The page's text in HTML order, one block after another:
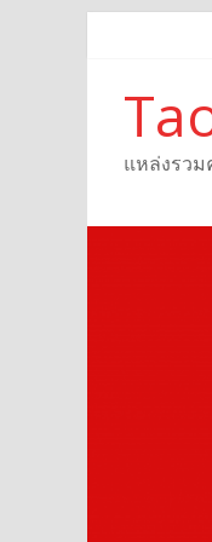
แหล่งรวม